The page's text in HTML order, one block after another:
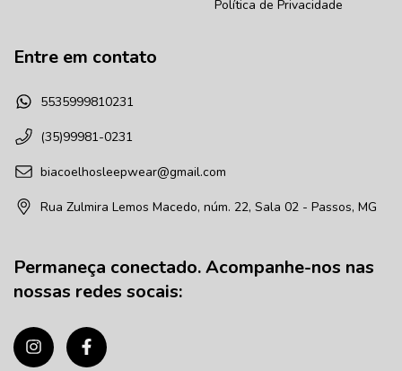
Política de Privacidade
Entre em contato
5535999810231
(35)99981-0231
biacoelhosleepwear@gmail.com
Rua Zulmira Lemos Macedo, núm. 22, Sala 02 - Passos, MG
Permaneça conectado. Acompanhe-nos nas
nossas redes socais: